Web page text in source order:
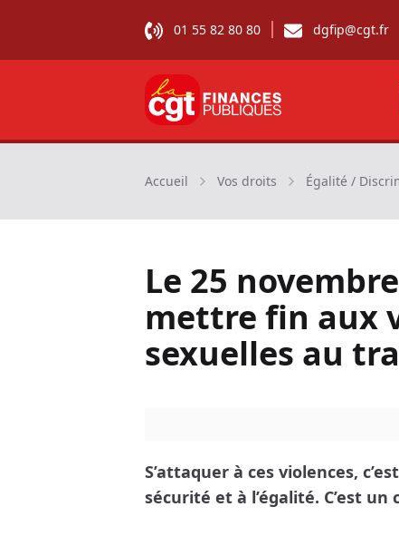
01 55 82 80 80 dgfip@cgt.fr
CGT Finances publiques
Accueil Vos droits Égalité /
Le 25
mettre fin aux
sexuelles au
S’attaquer à ces violences,
sécurité et à l’égalité. C’est